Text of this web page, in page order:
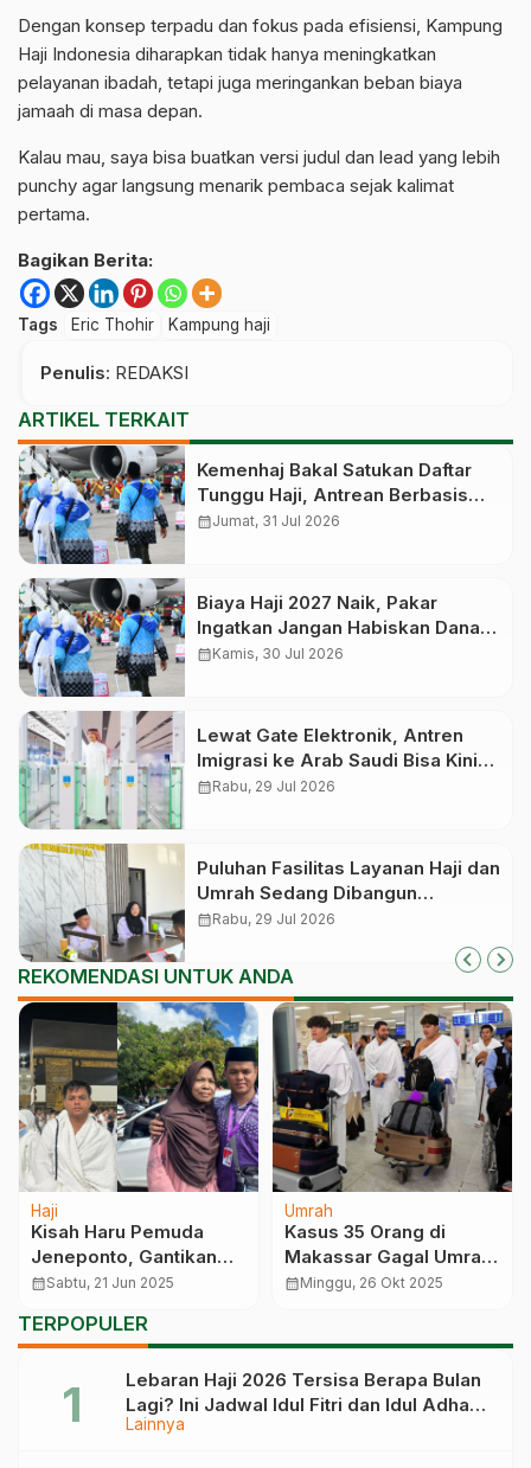
Dengan konsep terpadu dan fokus pada efisiensi, Kampung
Haji Indonesia diharapkan tidak hanya meningkatkan
pelayanan ibadah, tetapi juga meringankan beban biaya
jamaah di masa depan.
Kalau mau, saya bisa buatkan versi judul dan lead yang lebih
punchy agar langsung menarik pembaca sejak kalimat
pertama.
Bagikan Berita:
Tags Eric Thohir Kampung haji
Penulis: REDAKSI
ARTIKEL TERKAIT
Kemenhaj Bakal Satukan Daftar
Tunggu Haji, Antrean Berbasis
Nasional dan Bukan Lagi Provinsi
calendar_monthJumat, 31 Jul 2026
Biaya Haji 2027 Naik, Pakar
Ingatkan Jangan Habiskan Dana
Manfaat Jutaan Calon Jemaah
calendar_monthKamis, 30 Jul 2026
Lewat Gate Elektronik, Antren
Imigrasi ke Arab Saudi Bisa Kini
Cepat
calendar_monthRabu, 29 Jul 2026
Puluhan Fasilitas Layanan Haji dan
Umrah Sedang Dibangun
Kemenhaj, Ada yang Sudah Fase
calendar_monthRabu, 29 Jul 2026
REKOMENDASI UNTUK ANDA
Haji
Kisah Haru Pemuda
Jeneponto, Gantikan
Ayahnya yang
Badalkan Umrah Ibu
yang Menyusul Sang
calendar_monthSabtu, 21 Jun 2025
Umrah
Kasus 35 Orang di
Makassar Gagal Umrah,
Perhatikan Ini Setelah
calendar_monthMinggu, 26 Okt 2025
TERPOPULER
Lainnya
Lebaran Haji 2026 Tersisa Berapa Bulan
Lagi? Ini Jadwal Idul Fitri dan Idul Adha
Tahun Depan